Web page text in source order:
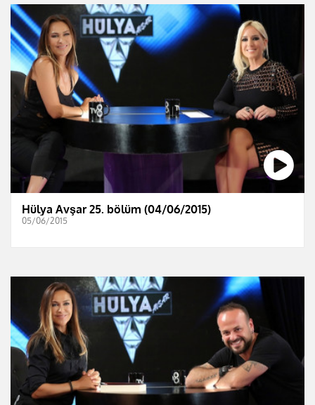
Hülya Avşar 25. bölüm (04/06/2015)
05/06/2015